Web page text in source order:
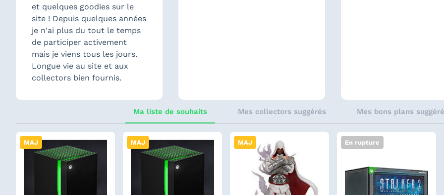
et quelques goodies sur le
site ! Depuis quelques années
je n'ai plus du tout le temps
de participer activement
mais je viens tous les jours.
Longue vie au site et aux
collectors bien fournis.
Ma liste de souhaits Mes collectors suggérés Mes bons plans
MAJ MAJ MAJ En rupture